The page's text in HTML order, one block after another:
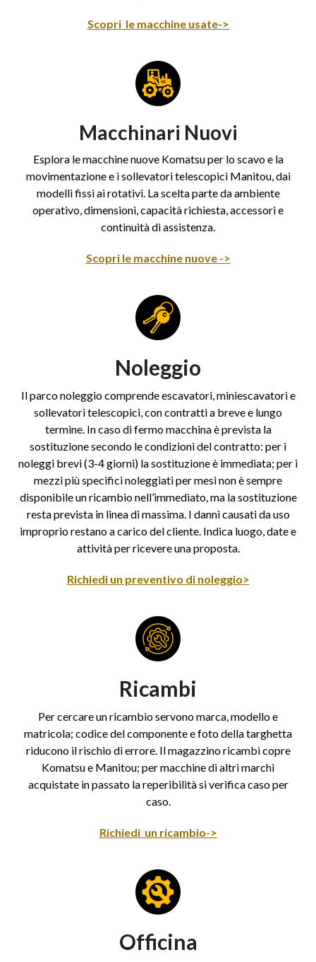
Scopri le macchine usate->
Macchinari Nuovi
Esplora le macchine nuove Komatsu per lo scavo e la
movimentazione e i sollevatori telescopici Manitou, dai
modelli fissi ai rotativi. La scelta parte da ambiente
operativo, dimensioni, capacità richiesta, accessori e
continuità di assistenza.
Scopri le macchine nuove ->
Noleggio
Il parco noleggio comprende escavatori, miniescavatori e
sollevatori telescopici, con contratti a breve e lungo
termine. In caso di fermo macchina è prevista la
sostituzione secondo le condizioni del contratto: per i
noleggi brevi (3-4 giorni) la sostituzione è immediata; per i
mezzi più specifici noleggiati per mesi non è sempre
disponibile un ricambio nell’immediato, ma la sostituzione
resta prevista in linea di massima. I danni causati da uso
improprio restano a carico del cliente. Indica luogo, date e
attività per ricevere una proposta.
Richiedi un preventivo di noleggio>
Ricambi
Per cercare un ricambio servono marca, modello e
matricola; codice del componente e foto della targhetta
riducono il rischio di errore. Il magazzino ricambi copre
Komatsu e Manitou; per macchine di altri marchi
acquistate in passato la reperibilità si verifica caso per
caso.
Richiedi un ricambio->
Officina